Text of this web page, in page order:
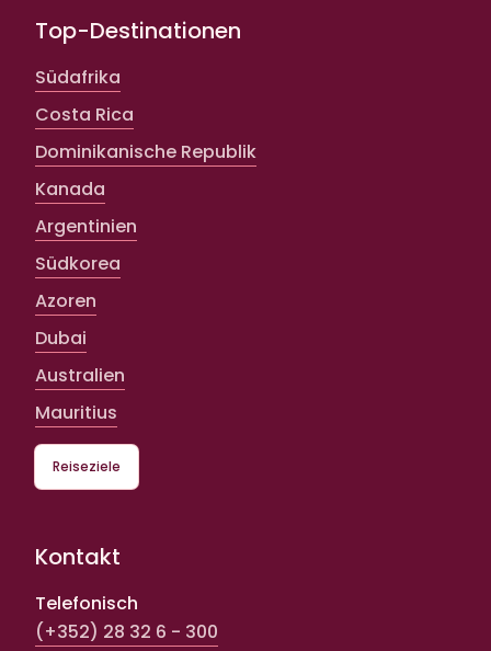
Top-Destinationen
Südafrika
Costa Rica
Dominikanische Republik
Kanada
Argentinien
Südkorea
Azoren
Dubai
Australien
Mauritius
Reiseziele
Kontakt
Telefonisch
(+352) 28 32 6 - 300